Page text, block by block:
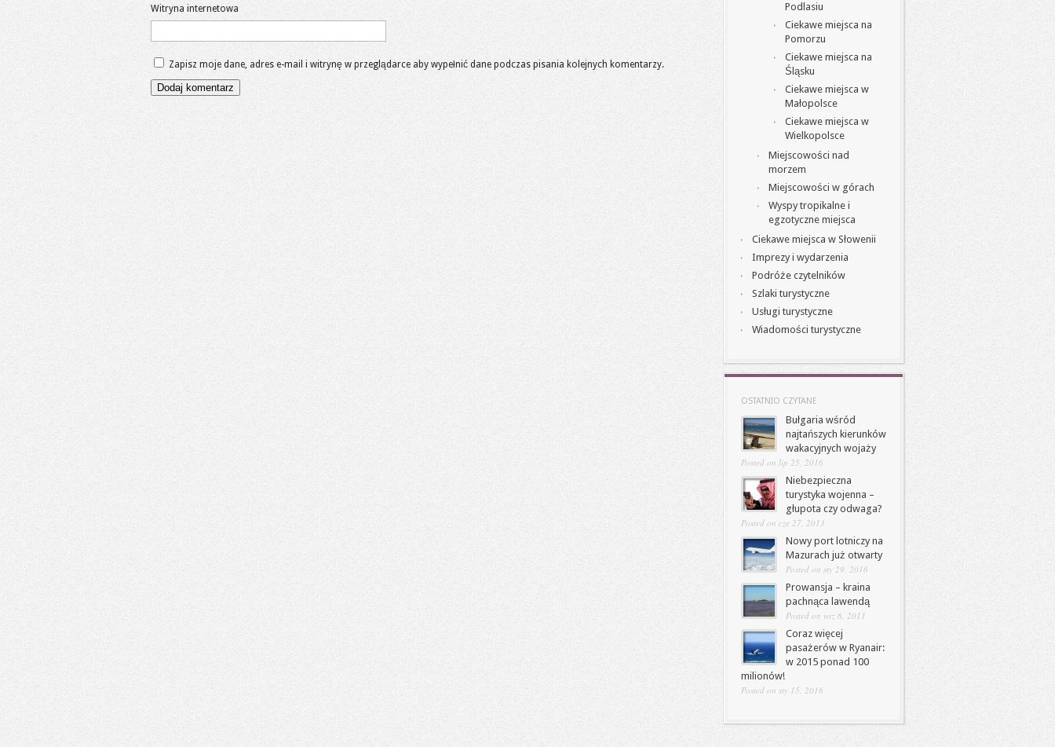
Witryna internetowa
Zapisz moje dane, adres e-mail i witrynę w przeglądarce aby wypełnić dane podczas pisania kolejnych komentarzy.
Podlasiu
Ciekawe miejsca na
Pomorzu
Ciekawe miejsca na
Śląsku
Ciekawe miejsca w
Małopolsce
Ciekawe miejsca w
Wielkopolsce
Miejscowości nad
morzem
Miejscowości w górach
Wyspy tropikalne i
egzotyczne miejsca
Ciekawe miejsca w Słowenii
Imprezy i wydarzenia
Podróże czytelników
Szlaki turystyczne
Usługi turystyczne
Wiadomości turystyczne
OSTATNIO CZYTANE
Bułgaria wśród
najtańszych kierunków
wakacyjnych wojaży
Posted on lip 25, 2016
Niebezpieczna
turystyka wojenna –
głupota czy odwaga?
Posted on cze 27, 2013
Nowy port lotniczy na
Mazurach już otwarty
Posted on sty 29, 2016
Prowansja – kraina
pachnąca lawendą
Posted on wrz 6, 2011
Coraz więcej
pasażerów w Ryanair:
w 2015 ponad 100
milionów!
Posted on sty 15, 2016